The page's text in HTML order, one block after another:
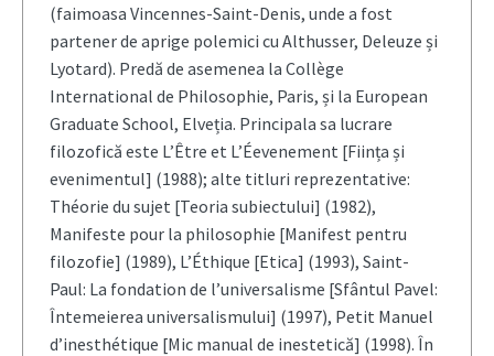
(faimoasa Vincennes-Saint-Denis, unde a fost
partener de aprige polemici cu Althusser, Deleuze și
Lyotard). Predă de asemenea la Collège
International de Philosophie, Paris, și la European
Graduate School, Elveția. Principala sa lucrare
filozofică este L’Être et L’Éevenement [Ființa și
evenimentul] (1988); alte titluri reprezentative:
Théorie du sujet [Teoria subiectului] (1982),
Manifeste pour la philosophie [Manifest pentru
filozofie] (1989), L’Éthique [Etica] (1993), Saint-
Paul: La fondation de l’universalisme [Sfântul Pavel:
Întemeierea universalismului] (1997), Petit Manuel
d’inesthétique [Mic manual de inestetică] (1998). În